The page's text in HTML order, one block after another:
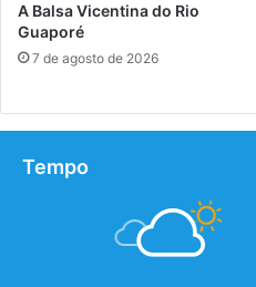
A Balsa Vicentina do Rio
Guaporé
7 de agosto de 2026
Tempo